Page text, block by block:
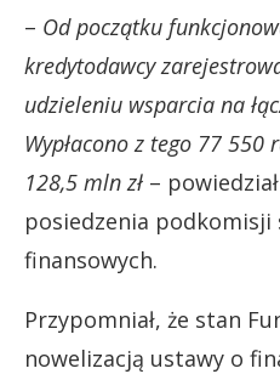
– Od początku
kredytodawcy
udzieleniu wsparcia na
Wypłacono z tego 77
128,5 mln zł –
posiedzenia podkomisji
finansowych.
Przypomniał, że stan
nowelizacją ustawy o